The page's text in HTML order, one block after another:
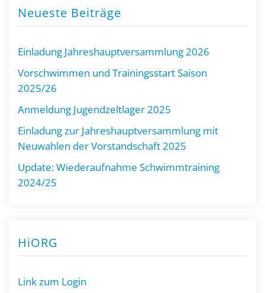
Neueste Beiträge
Einladung Jahreshauptversammlung 2026
Vorschwimmen und Trainingsstart Saison
2025/26
Anmeldung Jugendzeltlager 2025
Einladung zur Jahreshauptversammlung mit
Neuwahlen der Vorstandschaft 2025
Update: Wiederaufnahme Schwimmtraining
2024/25
HiORG
Link zum Login